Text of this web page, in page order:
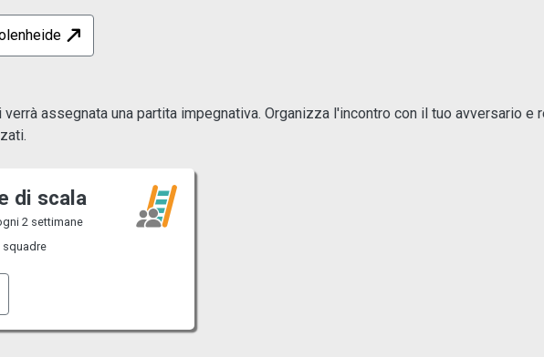
assegnata una partita impegnativa. Organizza l'incontro con il tuo avversario
di scala
2 settimane
squadre